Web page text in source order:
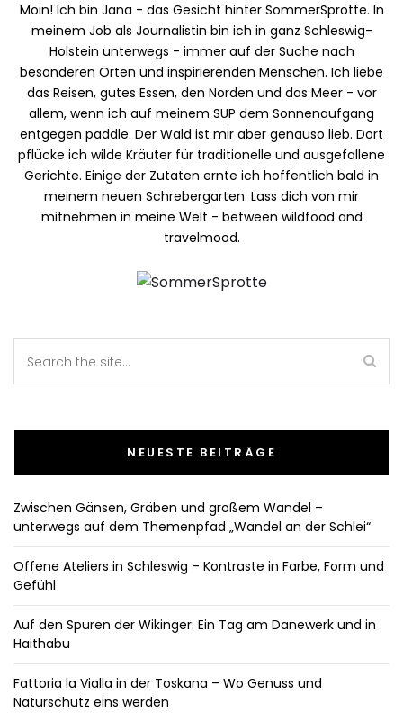
Moin! Ich bin Jana - das Gesicht hinter SommerSprotte. In
meinem Job als Journalistin bin ich in ganz Schleswig-
Holstein unterwegs - immer auf der Suche nach
besonderen Orten und inspirierenden Menschen. Ich liebe
das Reisen, gutes Essen, den Norden und das Meer - vor
allem, wenn ich auf meinem SUP dem Sonnenaufgang
entgegen paddle. Der Wald ist mir aber genauso lieb. Dort
pflücke ich wilde Kräuter für traditionelle und ausgefallene
Gerichte. Einige der Zutaten ernte ich hoffentlich bald in
meinem neuen Schrebergarten. Lass dich von mir
mitnehmen in meine Welt - between wildfood and
travelmood.
NEUESTE BEITRÄGE
Zwischen Gänsen, Gräben und großem Wandel –
unterwegs auf dem Themenpfad „Wandel an der Schlei“
Offene Ateliers in Schleswig – Kontraste in Farbe, Form und
Gefühl
Auf den Spuren der Wikinger: Ein Tag am Danewerk und in
Haithabu
Fattoria la Vialla in der Toskana – Wo Genuss und
Naturschutz eins werden